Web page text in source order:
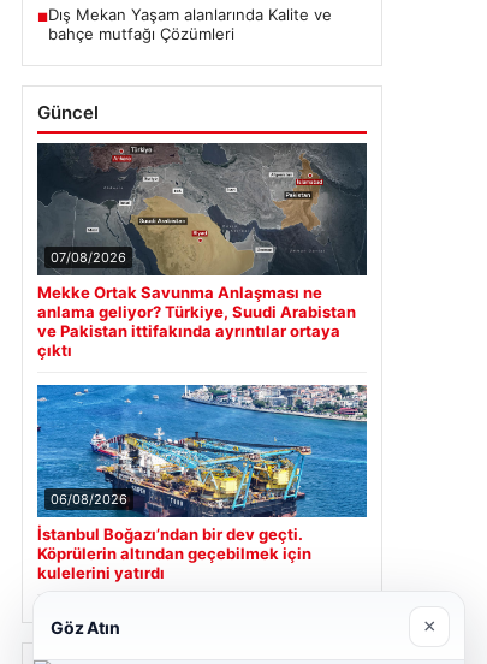
■Dış Mekan Yaşam alanlarında Kalite ve
bahçe mutfağı Çözümleri
Güncel
07/08/2026
Mekke Ortak Savunma Anlaşması ne
anlama geliyor? Türkiye, Suudi Arabistan
ve Pakistan ittifakında ayrıntılar ortaya
çıktı
06/08/2026
İstanbul Boğazı’ndan bir dev geçti.
Köprülerin altından geçebilmek için
kulelerini yatırdı
Göz Atın ×